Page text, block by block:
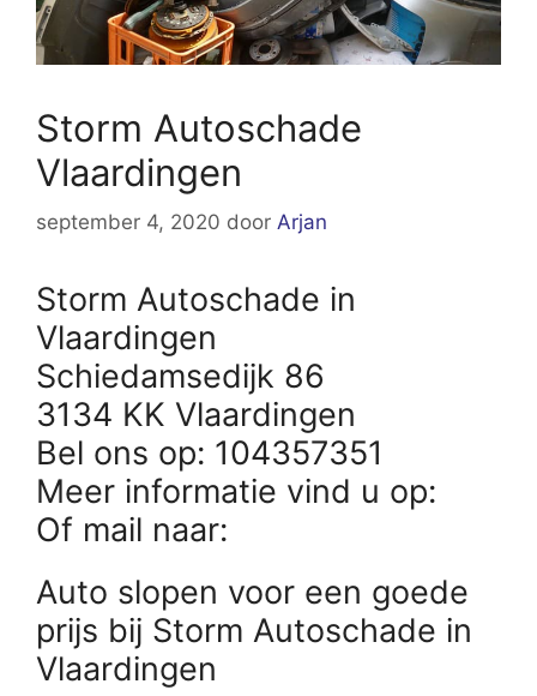
Storm Autoschade
Vlaardingen
september 4, 2020 door Arjan
Storm Autoschade in
Vlaardingen
Schiedamsedijk 86
3134 KK Vlaardingen
Bel ons op: 104357351
Meer informatie vind u op:
Of mail naar:
Auto slopen voor een goede
prijs bij Storm Autoschade in
Vlaardingen